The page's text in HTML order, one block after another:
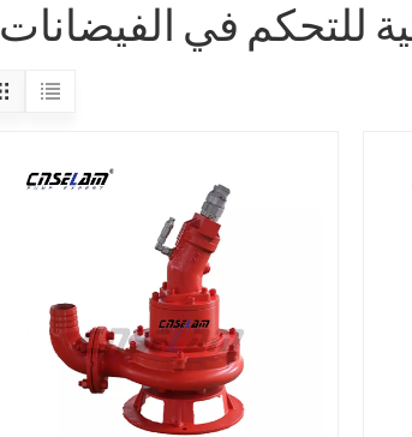
للتحكم في الفيضانات